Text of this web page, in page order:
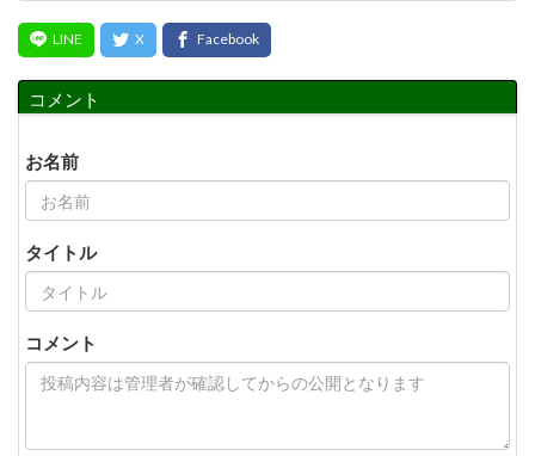
コメント
お名前
タイトル
コメント